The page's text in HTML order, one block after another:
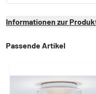
Informationen zur
Passende Artikel